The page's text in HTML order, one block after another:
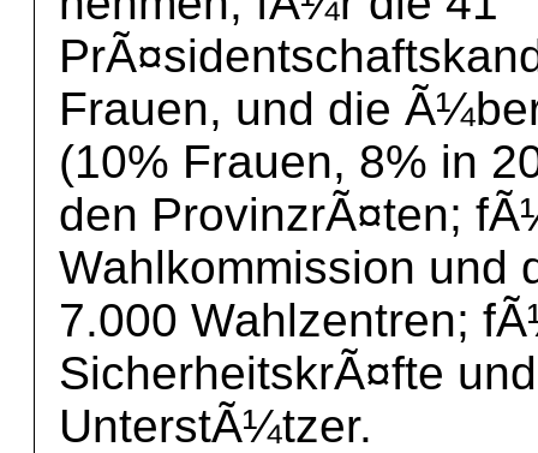
Frauen, und die
(10% Frauen, 8% in
den ProvinzrÃ¤ten;
Wahlkommission und
7.000 Wahlzentren;
SicherheitskrÃ¤fte
UnterstÃ¼tzer.